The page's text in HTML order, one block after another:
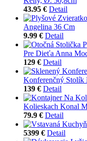
43.95 € Detail
Angelina 36 Cm
9.99 € Detail
Pre Dieťa Anna
129 € Detail
Konferenčný Stolík
139 € Detail
Kolieskach Konal
79.9 € Detail
5399 € Detail